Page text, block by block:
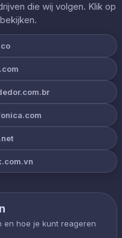
die wij volgen. Klik op
en hoe je kunt reageren